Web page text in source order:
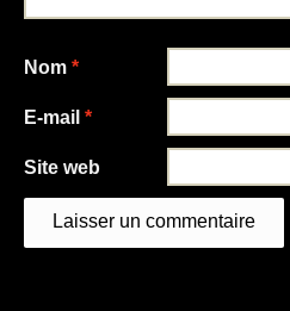
Nom *
E-mail *
Site web